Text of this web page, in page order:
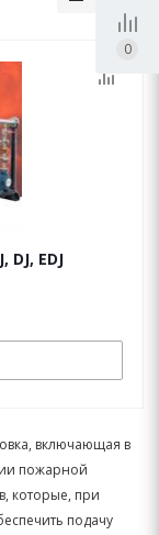
EDJ
включающая в
пожарной
которые, при
подачу
0